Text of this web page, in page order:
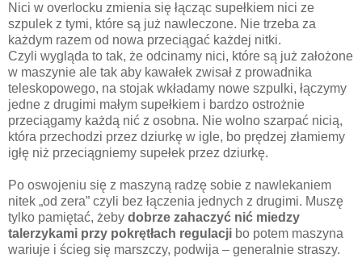
Nici w overlocku zmienia się łącząc supełkiem nici ze
szpulek z tymi, które są już nawleczone. Nie trzeba za
każdym razem od nowa przeciągać każdej nitki.
Czyli wygląda to tak, że odcinamy nici, które są już założone
w maszynie ale tak aby kawałek zwisał z prowadnika
teleskopowego, na stojak wkładamy nowe szpulki, łączymy
jedne z drugimi małym supełkiem i bardzo ostrożnie
przeciągamy każdą nić z osobna. Nie wolno szarpać nicią,
która przechodzi przez dziurkę w igle, bo prędzej złamiemy
igłę niż przeciągniemy supełek przez dziurkę.
Po oswojeniu się z maszyną radzę sobie z nawlekaniem
nitek „od zera” czyli bez łączenia jednych z drugimi. Muszę
tylko pamiętać, żeby dobrze zahaczyć nić miedzy
talerzykami przy pokrętłach regulacji bo potem maszyna
wariuje i ścieg się marszczy, podwija – generalnie straszy.